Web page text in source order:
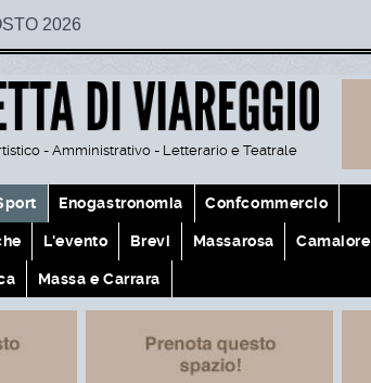
2026
- Amministrativo - Letterario e Teatrale
Enogastronomia Confcommercio
L'evento Brevi Massarosa Camaiore
Massa e Carrara